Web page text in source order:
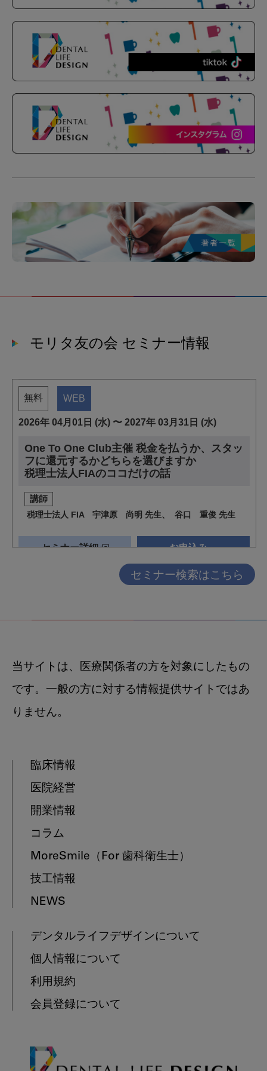
モリタ友の会 セミナー情報
セミナー検索はこちら
当サイトは、医療関係者の方を対象にしたもの
です。一般の方に対する情報提供サイトではあ
りません。
臨床情報
医院経営
開業情報
コラム
MoreSmile （For 歯科衛生士）
技工情報
NEWS
デンタルライフデザインについて
個人情報について
利用規約
会員登録について